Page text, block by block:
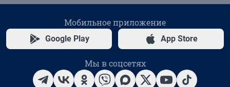
Мобильное приложение
Google Play App Store
Мы в соцсетях